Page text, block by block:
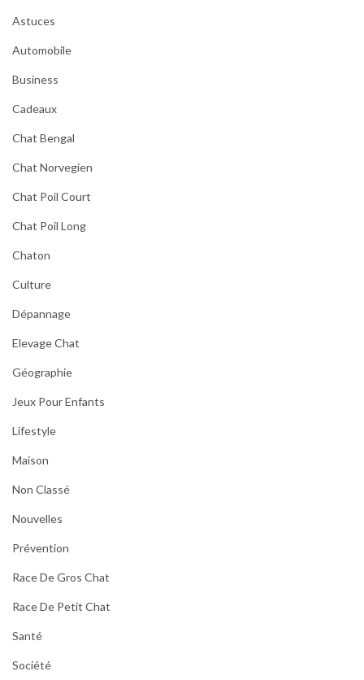
Astuces
Automobile
Business
Cadeaux
Chat Bengal
Chat Norvegien
Chat Poil Court
Chat Poil Long
Chaton
Culture
Dépannage
Elevage Chat
Géographie
Jeux Pour Enfants
Lifestyle
Maison
Non Classé
Nouvelles
Prévention
Race De Gros Chat
Race De Petit Chat
Santé
Société